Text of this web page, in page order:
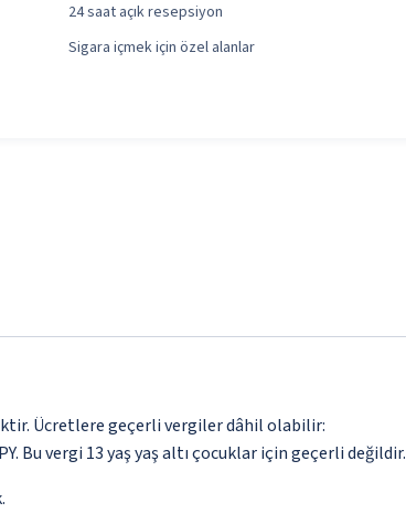
24 saat açık resepsiyon
Sigara içmek için özel alanlar
Ücretlere geçerli vergiler dâhil olabilir:
Bu vergi 13 yaş yaş altı çocuklar için geçerli değildir.